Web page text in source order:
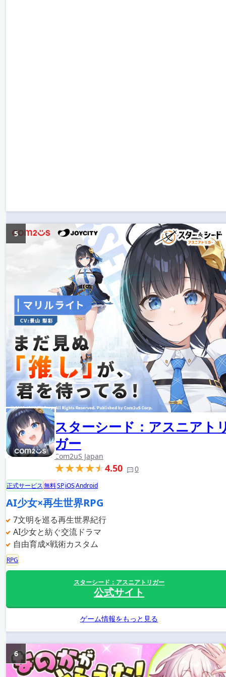
スターシード：アスニアト
ガー
Com2uS Japan
4.50 0
5
正式サービス無料SPiOSAndroid
AI少女×再生世界RPG
7文明を巡る再生世界紀行
AI少女と紡ぐ交流ドラマ
自由育成×戦術カスタム
RPG
スターシード：アスニアトリガー
公式サイト
ゲーム情報をもっと見る
6